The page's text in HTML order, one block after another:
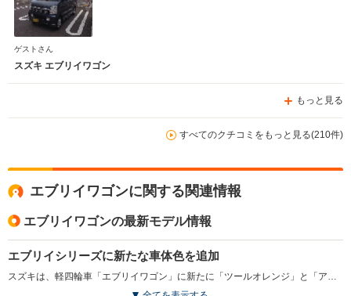
ゲストさん
スズキ エブリイワゴン
もっと見る
すべてのクチコミをもっと見る(210件)
エブリイワゴンに関する関連情報
エブリイワゴンの最新モデル情報
エブリイシリーズに新たな車体色を追加
スズキは、軽四輪車「エブリイワゴン」に新たに「ツールオレンジ」と「アイビーグリーンメタリック」の2 色を8月より採用すると発表した。これらの新色は、スーパーキャリイやキャリイ、エブリイワゴンの全グレード、さらにエブリイ JOINターボ、JOIN、PC、PAリミテッドに設定される。明るい色調を採用することで、お客さまの選択肢を広げ、多様なニーズに応える。この新たなカラーバリエーションにより、実用性と個性を兼ね備えたエブリイシリーズの魅力がさらに向上した。（2025.7）